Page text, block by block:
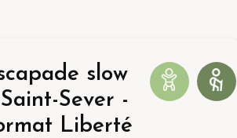
slow
Sever -
Liberté